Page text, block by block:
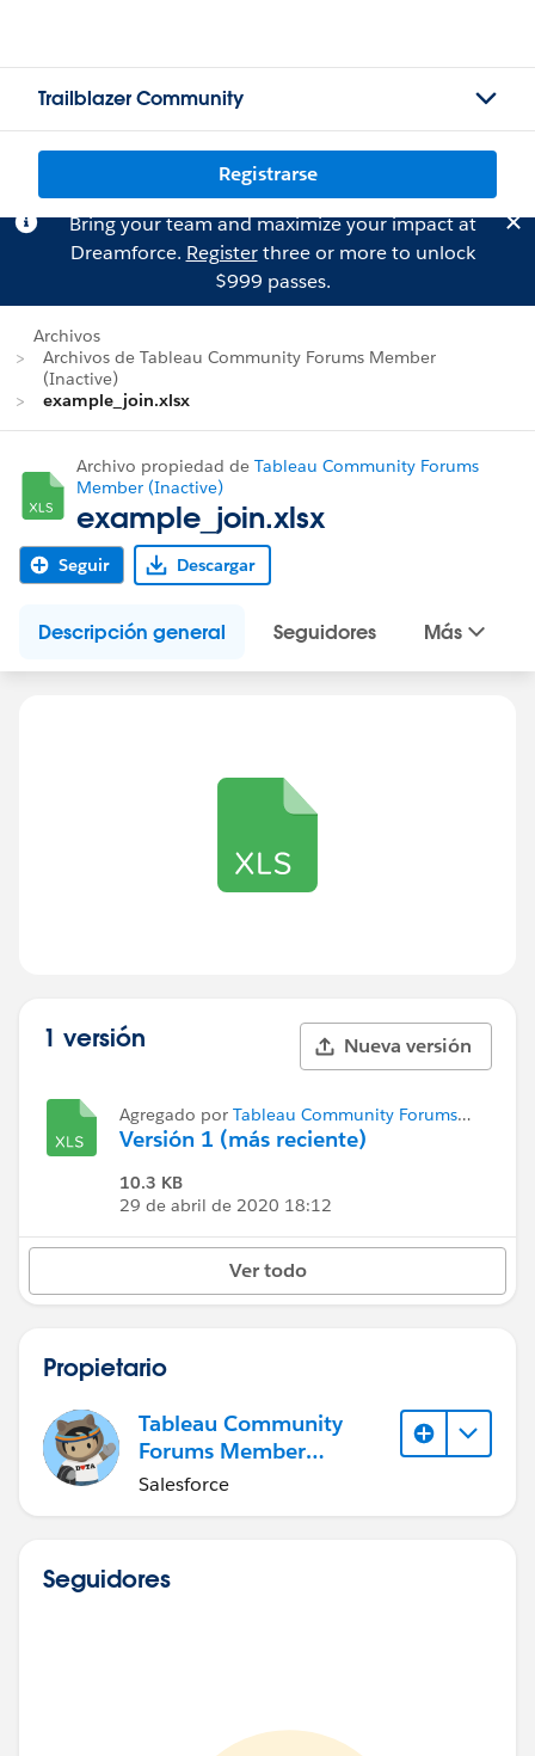
Trailblazer Community
Registrarse
Bring your team and maximize your impact at
Dreamforce. Registerthree or more to unlock
$999 passes.
Archivos
Archivos de Tableau Community Forums Member
(Inactive)
example_join.xlsx
Archivo propiedad de Tableau Community Forums
Member (Inactive)
example_join.xlsx
Seguir Descargar
Descripción general Seguidores Más
1 versión Nueva versión
Agregado por Tableau Community Forums
Member (Inactive)
Versión 1 (más reciente)
10.3 KB
29 de abril de 2020 18:12
Ver todo
Propietario
Tableau Community
Forums Member
(Inactive)
Salesforce
Seguidores